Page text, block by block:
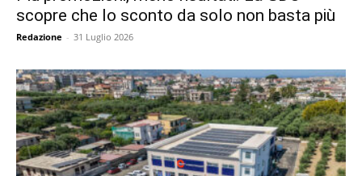
scopre che lo sconto da solo non basta più
Redazione - 31 Luglio 2026